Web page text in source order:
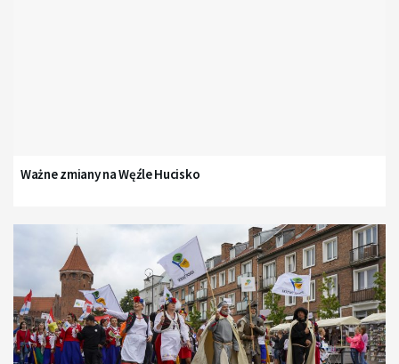
Ważne zmiany na Węźle Hucisko